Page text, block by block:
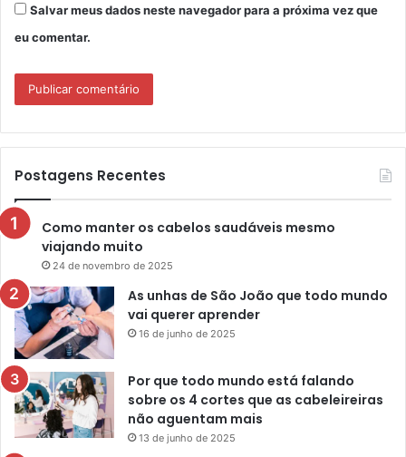
Salvar meus dados neste navegador para a próxima vez que
eu comentar.
Postagens Recentes
Como manter os cabelos saudáveis mesmo
viajando muito
24 de novembro de 2025
As unhas de São João que todo mundo
vai querer aprender
16 de junho de 2025
Por que todo mundo está falando
sobre os 4 cortes que as cabeleireiras
não aguentam mais
13 de junho de 2025